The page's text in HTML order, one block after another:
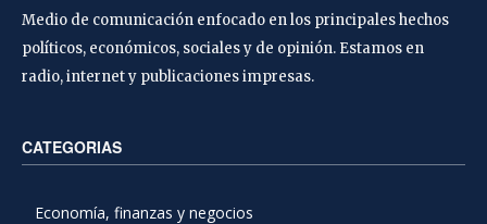
Medio de comunicación enfocado en los principales hechos
políticos, económicos, sociales y de opinión. Estamos en
radio, internet y publicaciones impresas.
CATEGORIAS
Economía, finanzas y negocios